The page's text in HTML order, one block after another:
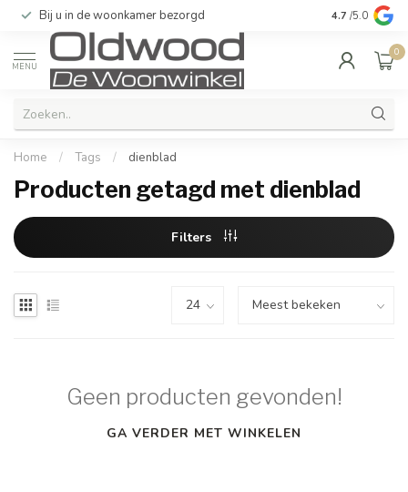
Bij u in de woonkamer bezorgd Kwaliteit &
4.7 /5.0
MENU
0
Home / Tags / dienblad
Producten getagd met dienblad
Filters
Geen producten gevonden!
GA VERDER MET WINKELEN